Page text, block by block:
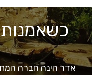
אדר הינה חברה